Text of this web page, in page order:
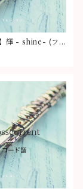
輝 - shine- (フ
譜)